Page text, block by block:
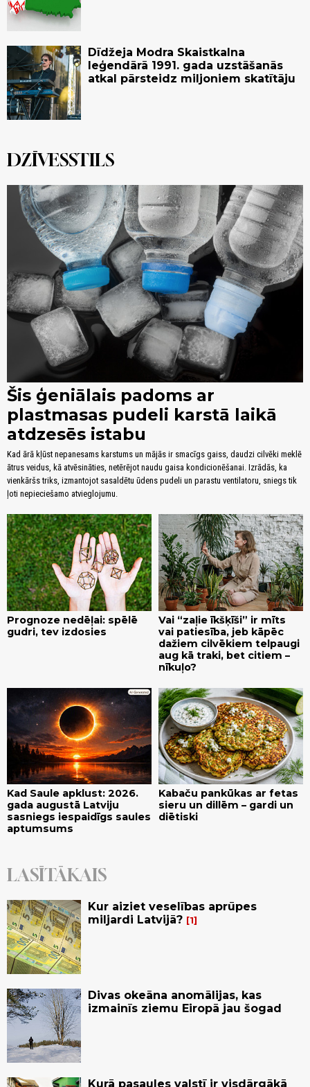
Dīdžeja Modra Skaistkalna
leģendārā 1991. gada uzstāšanās
atkal pārsteidz miljoniem skatītāju
DZĪVESSTILS
Šis ģeniālais padoms ar
plastmasas pudeli karstā laikā
atdzesēs istabu
Kad ārā kļūst nepanesams karstums un mājās ir smacīgs gaiss, daudzi cilvēki meklē
ātrus veidus, kā atvēsināties, netērējot naudu gaisa kondicionēšanai. Izrādās, ka
vienkāršs triks, izmantojot sasaldētu ūdens pudeli un parastu ventilatoru, sniegs tik
ļoti nepieciešamo atvieglojumu.
Prognoze nedēļai: spēlē
gudri, tev izdosies
Vai “zaļie īkšķīši” ir mīts
vai patiesība, jeb kāpēc
dažiem cilvēkiem telpaugi
aug kā traki, bet citiem –
nīkuļo?
Kad Saule apklust: 2026.
gada augustā Latviju
sasniegs iespaidīgs saules
aptumsums
Kabaču pankūkas ar fetas
sieru un dillēm – gardi un
diētiski
LASĪTĀKAIS
Kur aiziet veselības aprūpes
miljardi Latvijā?
1
Divas okeāna anomālijas, kas
izmainīs ziemu Eiropā jau šogad
Kurā pasaules valstī ir visdārgākā